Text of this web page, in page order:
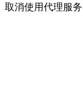
取消使用代理服